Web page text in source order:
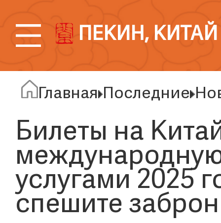
ПЕКИН, КИТАЙ
Главная Последние
Билеты на
услугами 2025
спешите